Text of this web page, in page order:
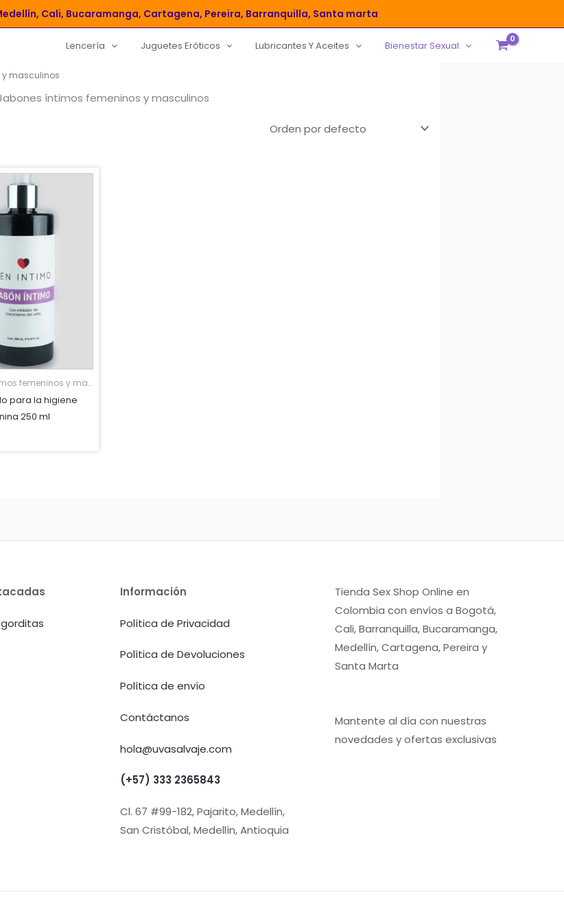
Cali, Bucaramanga, Cartagena, Pereira, Barranquilla, Santa marta
Lencería Juguetes Eróticos Lubricantes Y Aceites Bienestar Sexual
masculinos
íntimos femeninos y masculinos
Jabones íntimos femeninos y masculinos
para la higiene
250 ml
Información
Política de Privacidad
Política de Devoluciones
Política de envío
Contáctanos
hola@uvasalvaje.com
(+57) 333 2365843
Cl. 67 #99-182, Pajarito, Medellín,
San Cristóbal, Medellín, Antioquia
Tienda Sex Shop Online en
Colombia con envíos a Bogotá,
Cali, Barranquilla, Bucaramanga,
Medellín, Cartagena, Pereira y
Santa Marta
Mantente al día con nuestras
novedades y ofertas exclusivas